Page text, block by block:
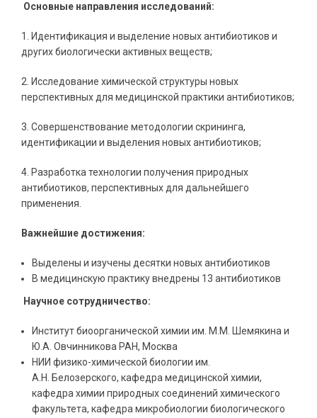
Основные направления исследований:
1. Идентификация и выделение новых антибиотиков и
других биологически активных веществ;
2. Исследование химической структуры новых
перспективных для медицинской практики антибиотиков;
3. Совершенствование методологии скрининга,
идентификации и выделения новых антибиотиков;
4. Разработка технологии получения природных
антибиотиков, перспективных для дальнейшего
применения.
Важнейшие достижения:
Выделены и изучены десятки новых антибиотиков
В медицинскую практику внедрены 13 антибиотиков
Научное сотрудничество:
Институт биоорганической химии им. М.М. Шемякина и
Ю.А. Овчинникова РАН, Москва
НИИ физико-химической биологии им.
А.Н. Белозерского, кафедра медицинской химии,
кафедра химии природных соединений химического
факультета, кафедра микробиологии биологического